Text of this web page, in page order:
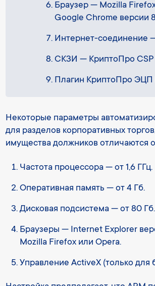
Браузер — Mozilla
Google Chrome версии
Интернет-соединение
СКЗИ — КриптоПро CSP
Плагин КриптоПро ЭЦП
Некоторые параметры
для разделов корпоративных
имущества должников отличаются
Частота процессора — от 1,6 ГГц.
Оперативная память — от 4 Гб.
Дисковая подсистема — от 80 Гб.
Браузеры — Internet Explorer
Mozilla Firefox или Opera.
Управление ActiveX (только для